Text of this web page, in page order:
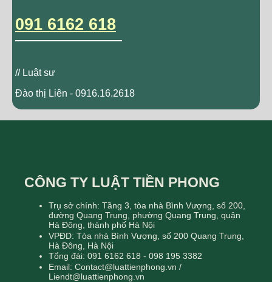
091 6162 618
// Luật sư
Đào thị Liên - 0916.16.2618
CÔNG TY LUẬT TIỀN PHONG
Trụ sở chính: Tầng 3, tòa nhà Bình Vượng, số 200,
đường Quang Trung, phường Quang Trung, quận
Hà Đông, thành phố Hà Nội
VPĐD: Tòa nhà Bình Vượng, số 200 Quang Trung,
Hà Đông, Hà Nội
Tổng đài: 091 6162 618 - 098 195 3382
Email: Contact@luattienphong.vn /
Liendt@luattienphong.vn